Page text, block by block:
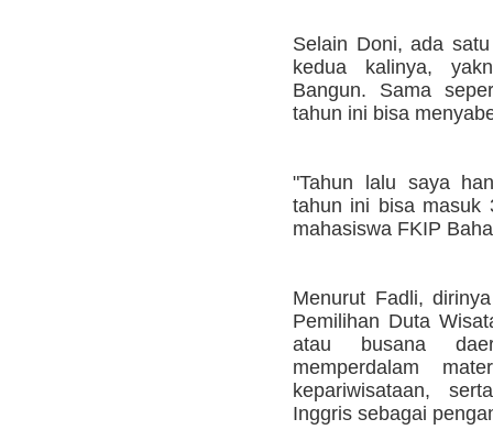
Selain Doni, ada
kedua kalinya,
Bangun. Sama
tahun ini bisa
"Tahun lalu saya
tahun ini bisa masuk
mahasiswa FKIP
Menurut Fadli,
Pemilihan Duta
atau busana
memperdalam
kepariwisataan,
Inggris sebagai